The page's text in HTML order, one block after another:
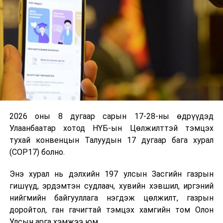
Улсын урт хугацааны хөгжлийн бодлогыг 30 жилээр,
хөгжлийн зорилтот дэд хөтөлбөрүүдийг 10 жилээр,
Монгол Улсын хөгжүүлэх үндсэн чиглэлийг улсын
хөрөнгө оруулалтын хөтөлбөрийн хамт 5 жилээр тус
тус батлан хэрэгжүүлэхээр болсон. Иймд “Алсын
хараа-2050” Монгол Улсын урт хугацааны хөгжлийн
бодлогын баримт бичигт нийцүүлэн “Монгол Улсыг
2021-2025 онд хөгжүүлэх таван жилийн үндсэн
боловсрууллаа.
Сүүлийн 30 жилд хөгжлийн бодлого төлөвлөлт болон
залгамж чанар нэлээдгүй алдагдсан учрас хөгжлийн
бодлого төлөвлөлтийг хуульчилсан гэлээ.
Тогтоолын төслийн анхны хэлэлцүүлэгтэй
холбогдуулж Улсын Их Хурлын гишүүн С.Батболд,
П.Анужин, Н.Алтанхуяг, Ш.Адьшаа нар асуулт асууж,
2026 оны 8 дугаар сарын 17-28-ны өдрүүдэд
Улаанбаатар хотод НҮБ-ын Цөлжилттэй тэмцэх
тухай конвенцын Талуудын 17 дугаар бага хурал
(COP17) болно.
Энэ хурал нь дэлхийн 197 улсын Засгийн газрын
гишүүд, эрдэмтэн судлаач, хувийн хэвшил, иргэний
нийгмийн байгууллага нэгдэж цөлжилт, газрын
доройтол, ган гачигтай тэмцэх хамгийн том Олон